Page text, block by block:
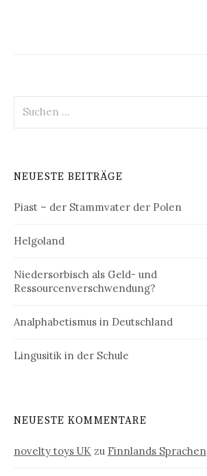
nach:
NEUESTE BEITRÄGE
Piast – der Stammvater der Polen
Helgoland
Niedersorbisch als Geld- und
Ressourcenverschwendung?
Analphabetismus in Deutschland
Lingusitik in der Schule
NEUESTE KOMMENTARE
novelty toys UK zu Finnlands Sprachen